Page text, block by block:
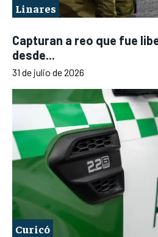
Linares
Capturan a reo que fue
desde...
31 de julio de 2026
Curicó